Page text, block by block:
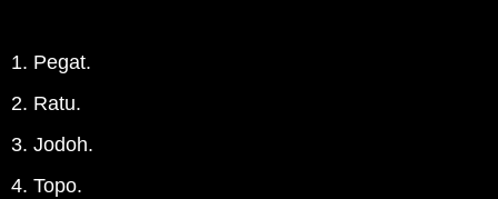
1. Pegat.
2. Ratu.
3. Jodoh.
4. Topo.